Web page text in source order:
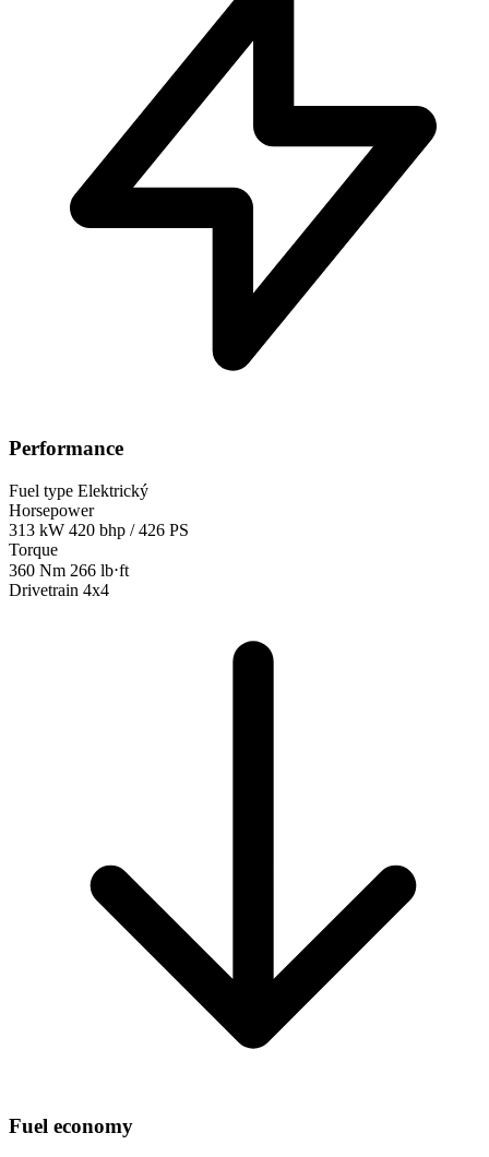
Performance
Fuel type Elektrický
Horsepower
313 kW 420 bhp / 426 PS
Torque
360 Nm 266 lb⋅ft
Drivetrain 4x4
Fuel economy